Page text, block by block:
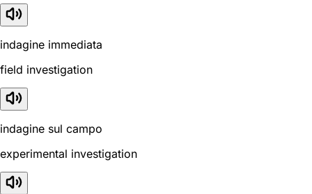
indagine immediata
field investigation
indagine sul campo
experimental investigation